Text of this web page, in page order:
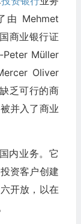
由 Mehmet
商业银行证
Peter Müller
Oliver
乏可行的商
并入了商业
内业务。它
资客户创建
开放，以在